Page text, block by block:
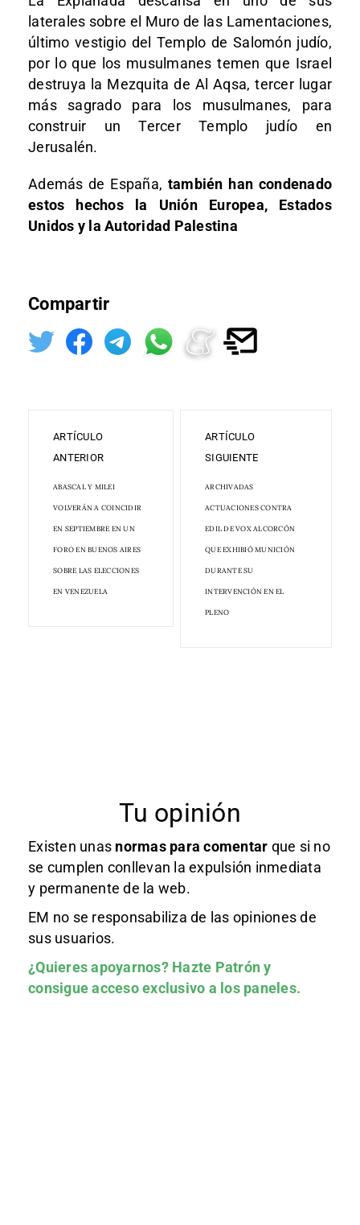
laterales sobre el Muro de las Lamentaciones,
último vestigio del Templo de Salomón judío,
por lo que los musulmanes temen que Israel
destruya la Mezquita de Al Aqsa, tercer lugar
más sagrado para los musulmanes, para
construir un Tercer Templo judío en
Jerusalén.
Además de España, también han condenado
estos hechos la Unión Europea, Estados
Unidos y la Autoridad Palestina
Compartir
ARTÍCULO
ANTERIOR
ABASCAL Y MILEI
VOLVERÁN A COINCIDIR
EN SEPTIEMBRE EN UN
FORO EN BUENOS AIRES
SOBRE LAS ELECCIONES
EN VENEZUELA
ARTÍCULO
SIGUIENTE
ARCHIVADAS
ACTUACIONES CONTRA
EDIL DE VOX ALCORCÓN
QUE EXHIBIÓ MUNICIÓN
DURANTE SU
INTERVENCIÓN EN EL
PLENO
Tu opinión
Existen unas normas para comentar que si no
se cumplen conllevan la expulsión inmediata
y permanente de la web.
EM no se responsabiliza de las opiniones de
sus usuarios.
¿Quieres apoyarnos? Hazte Patróny
consigue acceso exclusivo a los paneles.